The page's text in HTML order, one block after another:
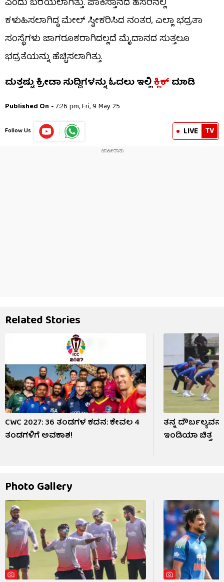
ಎಂದು ಬರೆಯಲಾಗಿತ್ತು. ಪಾಕಿಸ್ತಾನದ ಹೆಸರಿನಲ್ಲಿ
ಕಳುಹಿಸಲಾಗಿದ್ದ ಮೇಲ್ ಸ್ವೀಕರಿಸಿದ ನಂತರ, ಎಲ್ಲಾ ಭದ್ರತಾ
ಸಂಸ್ಥೆಗಳು ಜಾಗರೂಕರಾಗಿದಲ್ಲದೆ ಮೈದಾನದ ಸುತ್ತಲೂ
ಭದ್ರತೆಯನ್ನು ಹೆಚ್ಚಿಸಲಾಗಿತ್ತು.
ಮತ್ತಷ್ಟು ಕ್ರೀಡಾ ಸುದ್ದಿಗಳನ್ನು ಓದಲು ಇಲ್ಲಿಕ್ಲಿಕ್ಮಾಡಿ
Published On - 7:26 pm, Fri, 9 May 25
Follow Us LIVE TV
Related Stories
CWC 2027: 36 ತಂಡಗಳ ಕದನ: ಕೇವಲ 4
ತಂಡಗಳಿಗೆ ಅವಕಾಶ!
ತನ್ನ
ಇಂಡಿಯಾ ಚಿತ್ತ
Photo Gallery